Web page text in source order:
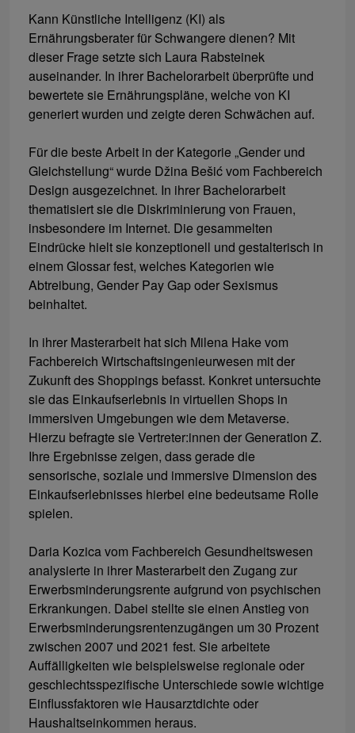
Kann Künstliche Intelligenz (KI) als
Ernährungsberater für Schwangere dienen? Mit
dieser Frage setzte sich Laura Rabsteinek
auseinander. In ihrer Bachelorarbeit überprüfte und
bewertete sie Ernährungspläne, welche von KI
generiert wurden und zeigte deren Schwächen auf.
Für die beste Arbeit in der Kategorie „Gender und
Gleichstellung“ wurde Džina Bešić vom Fachbereich
Design ausgezeichnet. In ihrer Bachelorarbeit
thematisiert sie die Diskriminierung von Frauen,
insbesondere im Internet. Die gesammelten
Eindrücke hielt sie konzeptionell und gestalterisch in
einem Glossar fest, welches Kategorien wie
Abtreibung, Gender Pay Gap oder Sexismus
beinhaltet.
In ihrer Masterarbeit hat sich Milena Hake vom
Fachbereich Wirtschaftsingenieurwesen mit der
Zukunft des Shoppings befasst. Konkret untersuchte
sie das Einkaufserlebnis in virtuellen Shops in
immersiven Umgebungen wie dem Metaverse.
Hierzu befragte sie Vertreter:innen der Generation Z.
Ihre Ergebnisse zeigen, dass gerade die
sensorische, soziale und immersive Dimension des
Einkaufserlebnisses hierbei eine bedeutsame Rolle
spielen.
Daria Kozica vom Fachbereich Gesundheitswesen
analysierte in ihrer Masterarbeit den Zugang zur
Erwerbsminderungsrente aufgrund von psychischen
Erkrankungen. Dabei stellte sie einen Anstieg von
Erwerbsminderungsrentenzugängen um 30 Prozent
zwischen 2007 und 2021 fest. Sie arbeitete
Auffälligkeiten wie beispielsweise regionale oder
geschlechtsspezifische Unterschiede sowie wichtige
Einflussfaktoren wie Hausarztdichte oder
Haushaltseinkommen heraus.